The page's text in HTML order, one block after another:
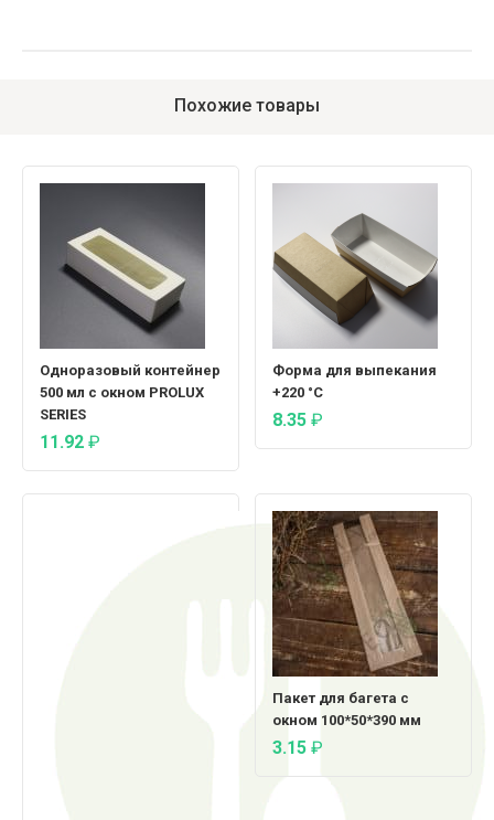
Похожие товары
Одноразовый контейнер
500 мл с окном PROLUX
SERIES
11.92 ₽
Форма для выпекания
+220 °C
8.35 ₽
Пакет для багета с
окном 100*50*390 мм
3.15 ₽